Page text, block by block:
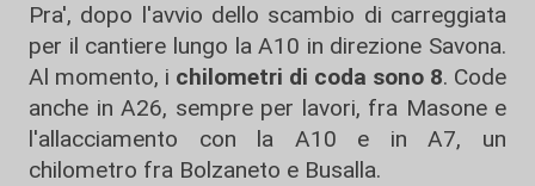
Pra', dopo l'avvio dello scambio di carreggiata
per il cantiere lungo la A10 in direzione Savona.
Al momento, i chilometri di coda sono 8. Code
anche in A26, sempre per lavori, fra Masone e
l'allacciamento con la A10 e in A7, un
chilometro fra Bolzaneto e Busalla.